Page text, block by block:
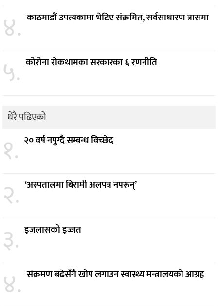
४. काठमाडौं उपत्यकामा भेटिए संक्रमित, सर्वसाधारण त्रासमा
५. कोरोना रोकथामका सरकारका ६ रणनीति
धेरै पढिएको
१. २० वर्ष नपुग्दै सम्बन्ध विच्छेद
२. ‘अस्पतालमा बिरामी अलपत्र नपरून्’
३. इजलासको इज्जत
४. संक्रमण बढेसँगै खोप लगाउन स्वास्थ्य मन्त्रालयको आग्रह